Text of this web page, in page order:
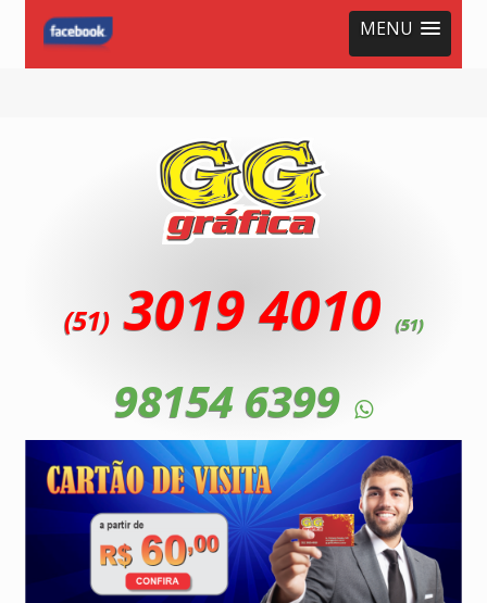
MENU
(51)3019 4010(51)
98154 6399